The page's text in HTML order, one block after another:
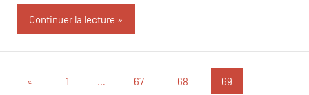
Continuer la lecture
Pagination
« Publications
1 … 67 68 69